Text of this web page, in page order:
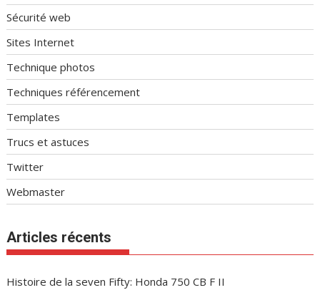
Sécurité web
Sites Internet
Technique photos
Techniques référencement
Templates
Trucs et astuces
Twitter
Webmaster
Articles récents
Histoire de la seven Fifty: Honda 750 CB F II